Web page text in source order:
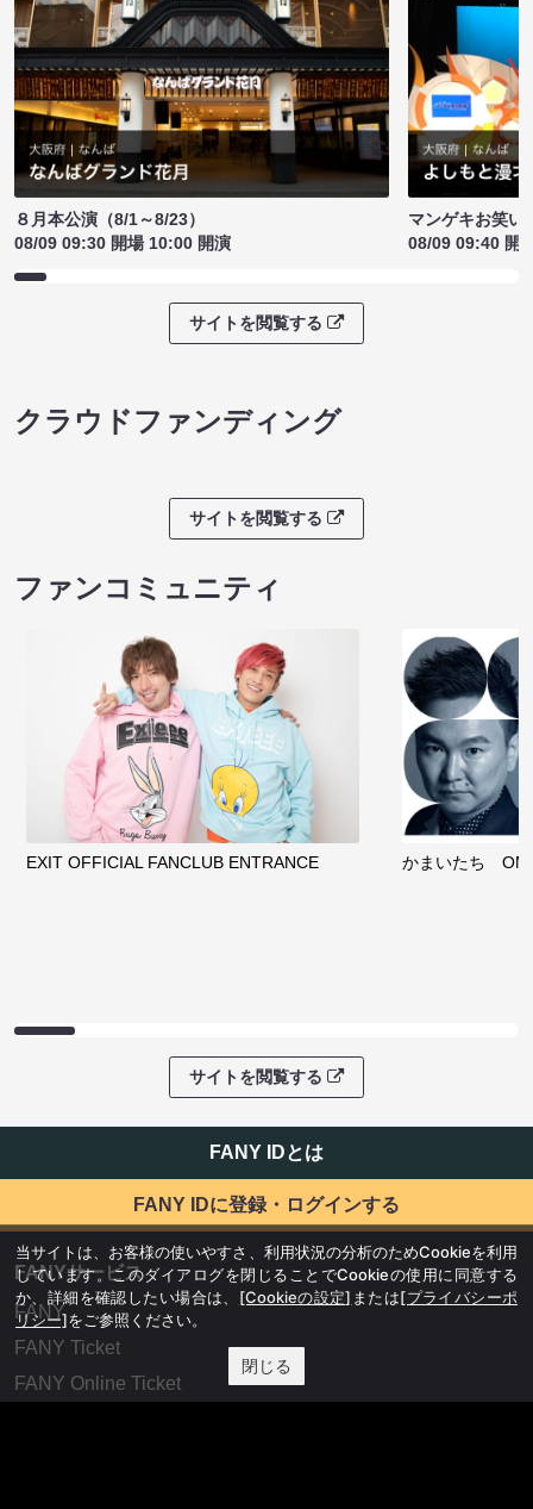
８月本公演（8/1～8/23）
08/09 09:30 開場 10:00 開演
マンゲキお笑い
08/09 09:40 開
サイトを閲覧する
クラウドファンディング
サイトを閲覧する
ファンコミュニティ
EXIT OFFICIAL FANCLUB ENTRANCE かまいたち
サイトを閲覧する
FANY IDとは
FANY IDに登録・ログインする
FANYサービス
FANY
FANY Ticket
FANY Online Ticket
当サイトは、お客様の使いやすさ、利用状況の分析のためCookieを利用
しています。このダイアログを閉じることでCookieの使用に同意する
か、詳細を確認したい場合は、 [Cookieの設定] または[プライバシーポ
リシー]をご参照ください。
閉じる